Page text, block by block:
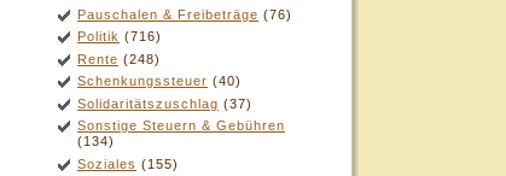
Pauschalen & Freibeträge (76)
Politik (716)
Rente (248)
Schenkungssteuer (40)
Solidaritätszuschlag (37)
Sonstige Steuern & Gebühren
(134)
Soziales (155)